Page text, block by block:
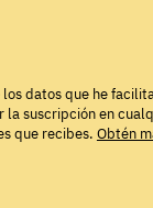
datos que he
la suscripción en
que recibes. Obtén